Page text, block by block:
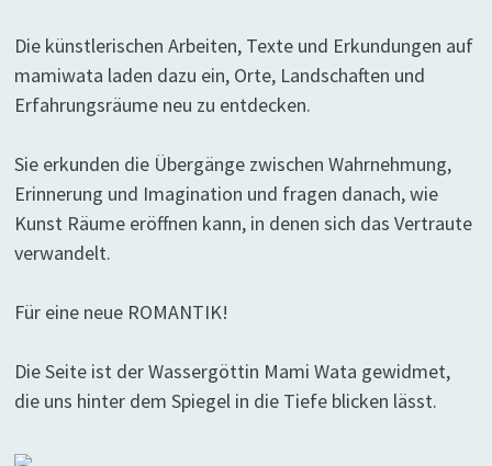
Die künstlerischen Arbeiten, Texte und Erkundungen auf
mamiwata laden dazu ein, Orte, Landschaften und
Erfahrungsräume neu zu entdecken.
Sie erkunden die Übergänge zwischen Wahrnehmung,
Erinnerung und Imagination und fragen danach, wie
Kunst Räume eröffnen kann, in denen sich das Vertraute
verwandelt.
Für eine neue ROMANTIK!
Die Seite ist der Wassergöttin Mami Wata gewidmet,
die uns hinter dem Spiegel in die Tiefe blicken lässt.